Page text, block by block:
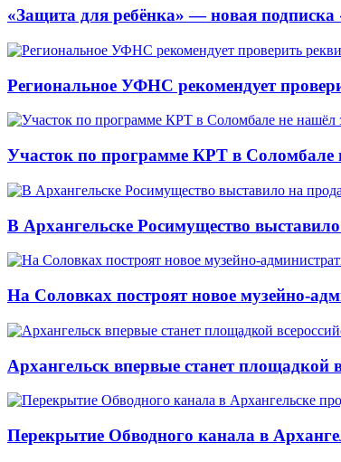
«Защита для ребёнка» — новая подписка
Региональное УФНС рекомендует
Участок по программе КРТ в Соломбале
В Архангельске Росимущество
На Соловках построят новое музейно-
Архангельск впервые станет площадкой
Перекрытие Обводного канала в